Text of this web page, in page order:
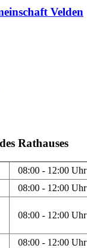
Velden
Rathauses
08:00 - 12:00 Uhr
08:00 - 12:00 Uhr
08:00 - 12:00 Uhr
08:00 - 12:00 Uhr